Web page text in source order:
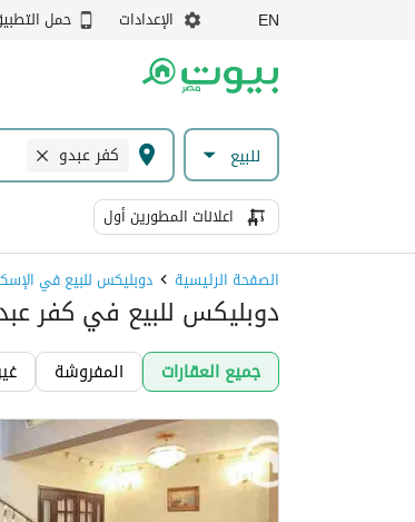
EN الإعدادات حمل
للبيع كفر عبدو
اعلانات المطورين أول
الصفحة الرئيسية دوبليكس للبيع في
دوبليكس للبيع في كفر
جميع العقارات المفروشة